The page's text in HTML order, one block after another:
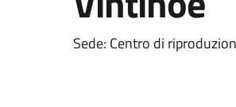
Dettaglio del documento
Sede: Centro di